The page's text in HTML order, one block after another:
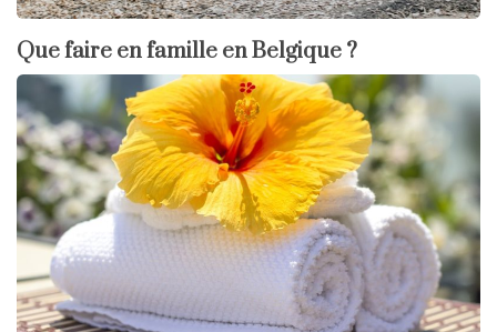
Que faire en famille en Belgique ?